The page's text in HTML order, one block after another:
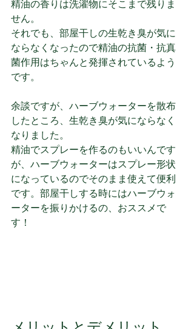
精油の香りは洗濯物にそこまで残りま
せん。
それでも、部屋干しの生乾き臭が気に
ならなくなったので精油の抗菌・抗真
菌作用はちゃんと発揮されているよう
です。
余談ですが、ハーブウォーターを散布
したところ、生乾き臭が気にならなく
なりました。
精油でスプレーを作るのもいいんです
が、ハーブウォーターはスプレー形状
になっているのでそのまま使えて便利
です。部屋干しする時にはハーブウォ
ーターを振りかけるの、おススメで
す！